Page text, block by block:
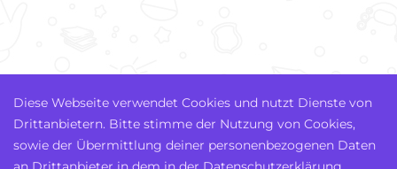
Diese Webseite verwendet Cookies und nutzt Dienste von
Drittanbietern. Bitte stimme der Nutzung von Cookies,
sowie der Übermittlung deiner personenbezogenen Daten